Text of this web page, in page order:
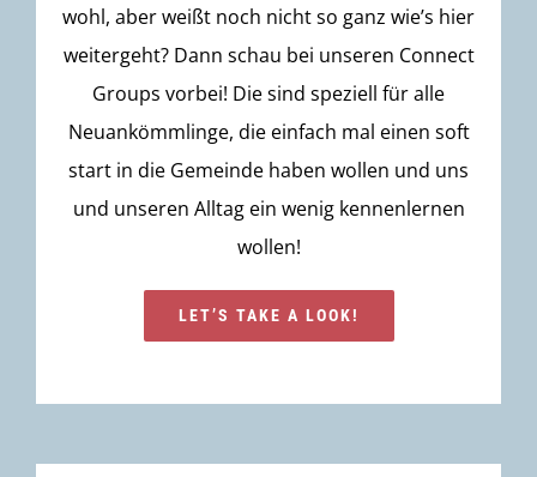
wohl, aber weißt noch nicht so ganz wie’s hier
weitergeht? Dann schau bei unseren Connect
Groups vorbei! Die sind speziell für alle
Neuankömmlinge, die einfach mal einen soft
start in die Gemeinde haben wollen und uns
und unseren Alltag ein wenig kennenlernen
wollen!
LET’S TAKE A LOOK!